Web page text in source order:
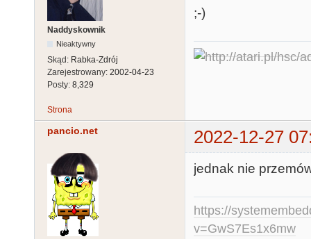
Naddyskownik
Nieaktywny
Skąd: Rabka-Zdrój
Zarejestrowany: 2002-04-23
Posty: 8,329
;-)
Strona
pancio.net 2022-12-27
jednak nie
https://
v=GwS7Es1x6mw